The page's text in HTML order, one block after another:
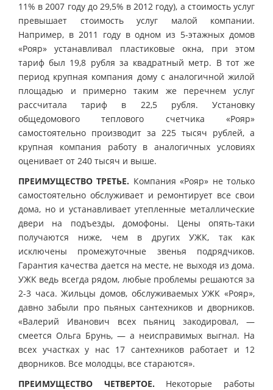
11% в 2007 году до 29,5% в 2012 году), а стоимость услуг
превышает стоимость услуг малой компании.
Например, в 2011 году в одном из 5-этажных домов
«Рояр» устанавливал пластиковые окна, при этом
тариф был 19,8 рубля за квадратный метр. В тот же
период крупная компания дому с аналогичной жилой
площадью и примерно таким же перечнем услуг
рассчитала тариф в 22,5 рубля. Установку
общедомового теплового счетчика «Рояр»
самостоятельно производит за 225 тысяч рублей, а
крупная компания работу в аналогичных условиях
оценивает от 240 тысяч и выше.
ПРЕИМУЩЕСТВО ТРЕТЬЕ. Компания «Рояр» не только
самостоятельно обслуживает и ремонтирует все свои
дома, но и устанавливает утепленные металлические
двери на подъезды, домофоны. Цены опять-таки
получаются ниже, чем в других УЖК, так как
исключены промежуточные звенья подрядчиков.
Гарантия качества дается на месте, не выходя из дома.
УЖК ведь всегда рядом, любые проблемы решаются за
2-3 часа. Жильцы домов, обслуживаемых УЖК «Рояр»,
давно забыли про пьяных сантехников и дворников.
«Валерий Иванович всех пьяниц закодировал, —
смеется Ольга Брунь, — а неисправимых выгнал. На
всех участках у нас 17 сантехников работает и 12
дворников. Все молодцы, все стараются».
ПРЕИМУЩЕСТВО ЧЕТВЕРТОЕ. Некоторые работы